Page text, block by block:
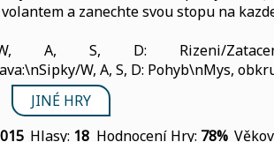
a zanechte svou stopu na
W, A, S, D: Rizeni/
W, A, S, D: Pohyb\nMys,
JINÉ HRY
Hlasy: 18 Hodnocení Hry: 78%